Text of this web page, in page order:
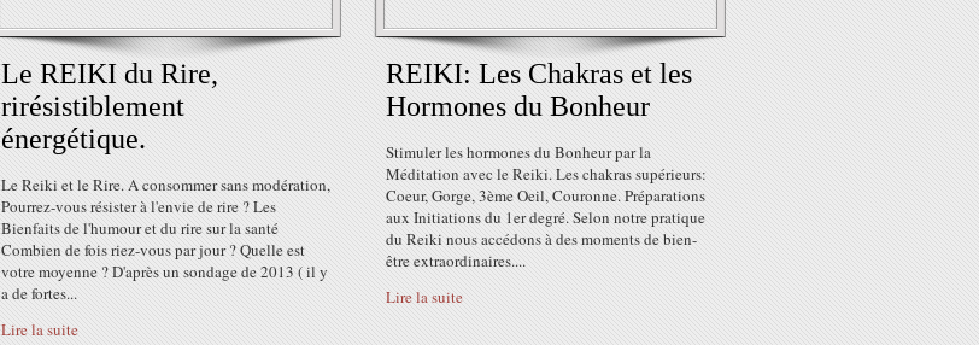
Le REIKI du Rire,
rirésistiblement
énergétique.
Le Reiki et le Rire. A consommer sans modération,
Pourrez-vous résister à l'envie de rire ? Les
Bienfaits de l'humour et du rire sur la santé
Combien de fois riez-vous par jour ? Quelle est
votre moyenne ? D'après un sondage de 2013 ( il y
a de fortes...
Lire la suite
REIKI: Les Chakras et les
Hormones du Bonheur
Stimuler les hormones du Bonheur par la
Méditation avec le Reiki. Les chakras supérieurs:
Coeur, Gorge, 3ème Oeil, Couronne. Préparations
aux Initiations du 1er degré. Selon notre pratique
du Reiki nous accédons à des moments de bien-
être extraordinaires....
Lire la suite